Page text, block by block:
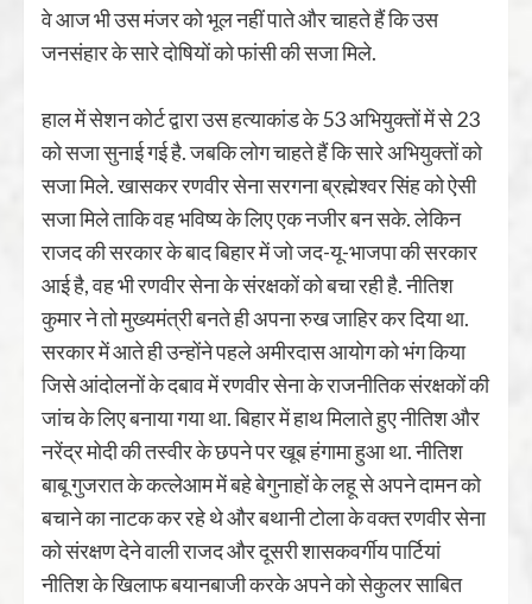
वे आज भी उस मंजर को भूल नहीं पाते और चाहते हैं कि उस
जनसंहार के सारे दोषियों को फांसी की सजा मिले.
हाल में सेशन कोर्ट द्वारा उस हत्याकांड के 53 अभियुक्तों में से 23
को सजा सुनाई गई है. जबकि लोग चाहते हैं कि सारे अभियुक्तों को
सजा मिले. खासकर रणवीर सेना सरगना ब्रह्मेश्वर सिंह को ऐसी
सजा मिले ताकि वह भविष्य के लिए एक नजीर बन सके. लेकिन
राजद की सरकार के बाद बिहार में जो जद-यू-भाजपा की सरकार
आई है, वह भी रणवीर सेना के संरक्षकों को बचा रही है. नीतिश
कुमार ने तो मुख्यमंत्री बनते ही अपना रुख जाहिर कर दिया था.
सरकार में आते ही उन्होंने पहले अमीरदास आयोग को भंग किया
जिसे आंदोलनों के दबाव में रणवीर सेना के राजनीतिक संरक्षकों की
जांच के लिए बनाया गया था. बिहार में हाथ मिलाते हुए नीतिश और
नरेंद्र मोदी की तस्वीर के छपने पर खूब हंगामा हुआ था. नीतिश
बाबू गुजरात के कत्लेआम में बहे बेगुनाहों के लहू से अपने दामन को
बचाने का नाटक कर रहे थे और बथानी टोला के वक्त रणवीर सेना
को संरक्षण देने वाली राजद और दूसरी शासकवर्गीय पार्टियां
नीतिश के खिलाफ बयानबाजी करके अपने को सेकुलर साबित